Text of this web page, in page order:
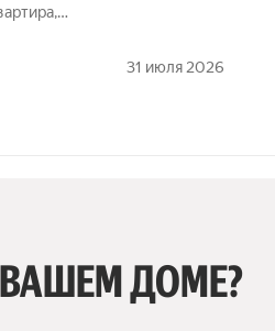
31 июля 2026
ВАШЕМ ДОМЕ?